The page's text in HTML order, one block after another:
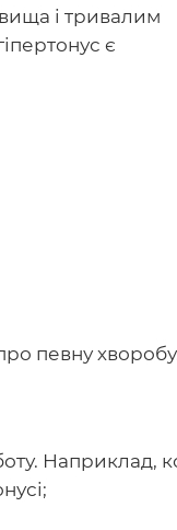
і тривалим
є
певну
Наприклад,